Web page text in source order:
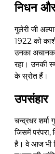
निधन
गुलेरी जी
1922 को
उनका अचानक
रहा। उनकी
के स्रोत हैं।
उपसंहार
चन्द्रधर शर्मा
जिसमें परंपरा,
है। वे आज भी